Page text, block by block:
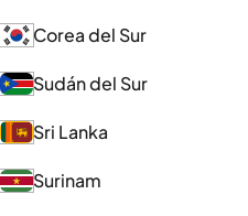
Corea del Sur
Sudán del Sur
Sri Lanka
Surinam